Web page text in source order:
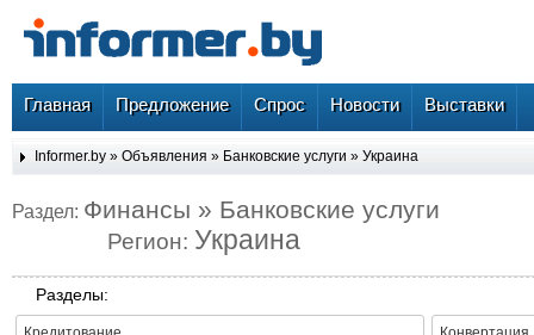
Главная Предложение Спрос Новости Выставки
Informer.by » Объявления » Банковские услуги » Украина
Раздел: Финансы » Банковские услуги
Регион: Украина
Разделы: